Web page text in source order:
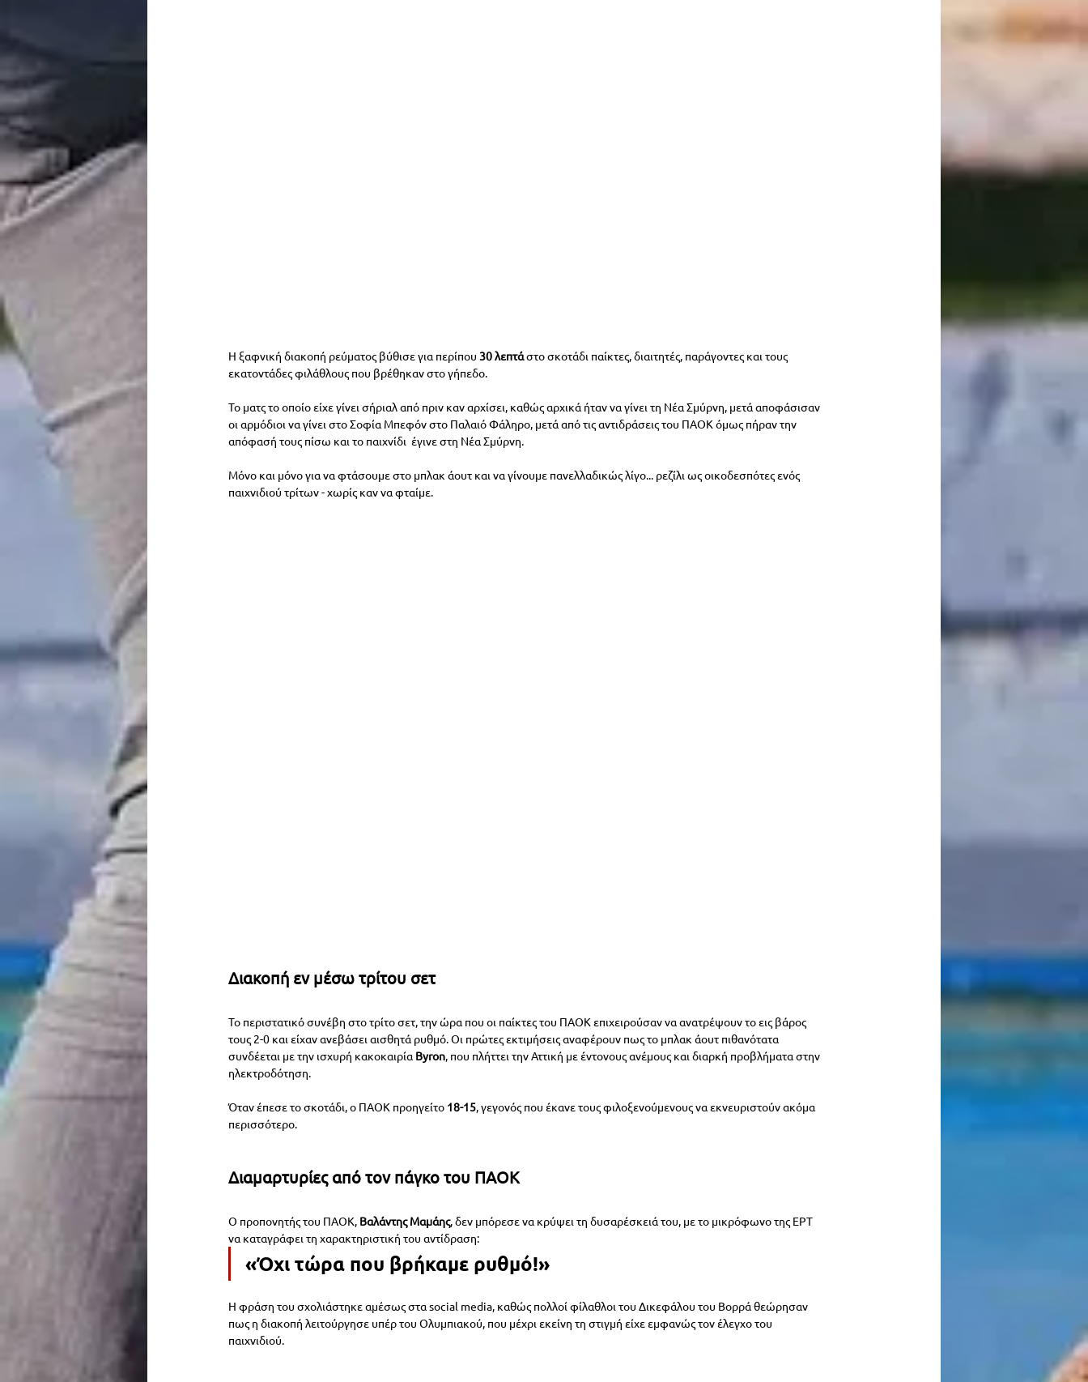
Η ξαφνική διακοπή ρεύματος βύθισε για περίπου 30 λεπτά στο σκοτάδι παίκτες, διαιτητές, παράγοντες και τους
εκατοντάδες φιλάθλους που βρέθηκαν στο γήπεδο.
Το ματς το οποίο είχε γίνει σήριαλ από πριν καν αρχίσει, καθώς αρχικά ήταν να γίνει τη Νέα Σμύρνη, μετά αποφάσισαν
οι αρμόδιοι να γίνει στο Σοφία Μπεφόν στο Παλαιό Φάληρο, μετά από τις αντιδράσεις του ΠΑΟΚ όμως πήραν την
απόφασή τους πίσω και το παιχνίδι  έγινε στη Νέα Σμύρνη.
Μόνο και μόνο για να φτάσουμε στο μπλακ άουτ και να γίνουμε πανελλαδικώς λίγο... ρεζίλι ως οικοδεσπότες ενός
παιχνιδιού τρίτων - χωρίς καν να φταίμε.
Διακοπή εν μέσω τρίτου σετ
Το περιστατικό συνέβη στο τρίτο σετ, την ώρα που οι παίκτες του ΠΑΟΚ επιχειρούσαν να ανατρέψουν το εις βάρος
τους 2-0 και είχαν ανεβάσει αισθητά ρυθμό. Οι πρώτες εκτιμήσεις αναφέρουν πως το μπλακ άουτ πιθανότατα
συνδέεται με την ισχυρή κακοκαιρία Byron, που πλήττει την Αττική με έντονους ανέμους και διαρκή προβλήματα στην
ηλεκτροδότηση.
Όταν έπεσε το σκοτάδι, ο ΠΑΟΚ προηγείτο 18-15, γεγονός που έκανε τους φιλοξενούμενους να εκνευριστούν ακόμα
περισσότερο.
Διαμαρτυρίες από τον πάγκο του ΠΑΟΚ
Ο προπονητής του ΠΑΟΚ, Βαλάντης Μαμάης, δεν μπόρεσε να κρύψει τη δυσαρέσκειά του, με το μικρόφωνο της ΕΡΤ
να καταγράφει τη χαρακτηριστική του αντίδραση:
«Όχι τώρα που βρήκαμε ρυθμό!»
Η φράση του σχολιάστηκε αμέσως στα social media, καθώς πολλοί φίλαθλοι του Δικεφάλου του Βορρά θεώρησαν
πως η διακοπή λειτούργησε υπέρ του Ολυμπιακού, που μέχρι εκείνη τη στιγμή είχε εμφανώς τον έλεγχο του
παιχνιδιού.